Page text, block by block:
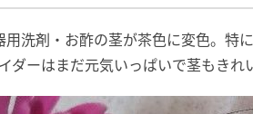
用洗剤・お酢の茎が茶色に変色。特
ダーはまだ元気いっぱいで茎もきれ